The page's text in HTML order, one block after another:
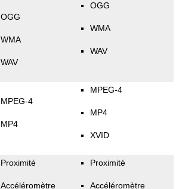
OGG
WMA
WAV
OGG
WMA
WAV
MPEG-4
MP4
MPEG-4
MP4
XVID
Proximité
Accéléromètre
Proximité
Accéléromètre